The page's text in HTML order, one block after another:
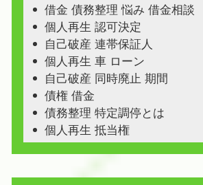
借金 債務整理 悩み 借金相談
個人再生 認可決定
自己破産 連帯保証人
個人再生 車 ローン
自己破産 同時廃止 期間
債権 借金
債務整理 特定調停とは
個人再生 抵当権